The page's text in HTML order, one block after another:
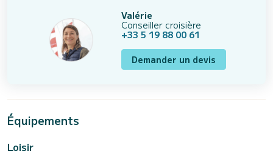
Valérie
Conseiller croisière
+33 5 19 88 00 61
Demander un devis
Équipements
Loisir